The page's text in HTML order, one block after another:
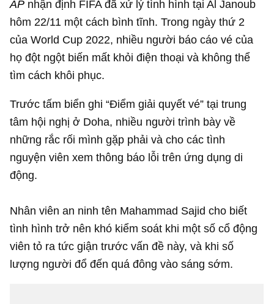
AP nhận định FIFA đã xử lý tình hình tại Al Janoub
hôm 22/11 một cách bình tĩnh. Trong ngày thứ 2
của World Cup 2022, nhiều người báo cáo vé của
họ đột ngột biến mất khỏi điện thoại và không thể
tìm cách khôi phục.
Trước tấm biển ghi “Điểm giải quyết vé” tại trung
tâm hội nghị ở Doha, nhiều người trình bày về
những rắc rối mình gặp phải và cho các tình
nguyện viên xem thông báo lỗi trên ứng dụng di
động.
Nhân viên an ninh tên Mahammad Sajid cho biết
tình hình trở nên khó kiểm soát khi một số cổ động
viên tỏ ra tức giận trước vấn đề này, và khi số
lượng người đổ đến quá đông vào sáng sớm.